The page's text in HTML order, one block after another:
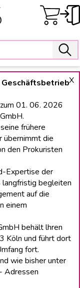
X
01. 06. 2026
frühere
die
den Prokuristen
Expertise der
begleiten
auf die
einem
behält lhren
Köln und führt dort
fort.
wie bisher unter
Adressen